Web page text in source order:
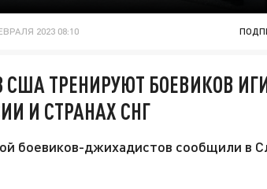
2023 08:10
США ТРЕНИРУЮТ БОЕВИКОВ
И СТРАНАХ СНГ
боевиков-джихадистов сообщили в